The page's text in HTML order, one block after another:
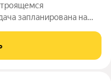
запланирована на
без ремонта у